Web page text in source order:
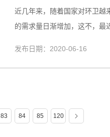
近几年来，随着国家对环卫越
的需求量日渐增加，这不，最
发布日期：2020-06-16
83 84 85 120